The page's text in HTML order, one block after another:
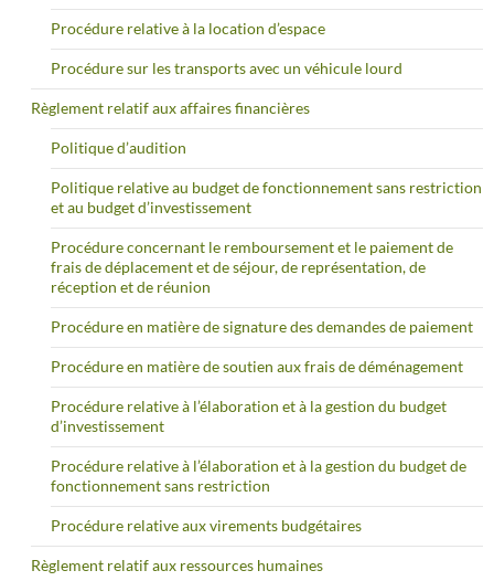
Procédure relative à la location d’espace
Procédure sur les transports avec un véhicule lourd
Règlement relatif aux affaires financières
Politique d’audition
Politique relative au budget de fonctionnement sans restriction
et au budget d’investissement
Procédure concernant le remboursement et le paiement de
frais de déplacement et de séjour, de représentation, de
réception et de réunion
Procédure en matière de signature des demandes de paiement
Procédure en matière de soutien aux frais de déménagement
Procédure relative à l’élaboration et à la gestion du budget
d’investissement
Procédure relative à l’élaboration et à la gestion du budget de
fonctionnement sans restriction
Procédure relative aux virements budgétaires
Règlement relatif aux ressources humaines